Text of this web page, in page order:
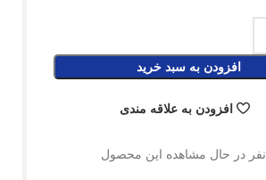
افزودن به سبد خرید
افزودن به علاقه مندی
نفر در حال مشاهده این محصول